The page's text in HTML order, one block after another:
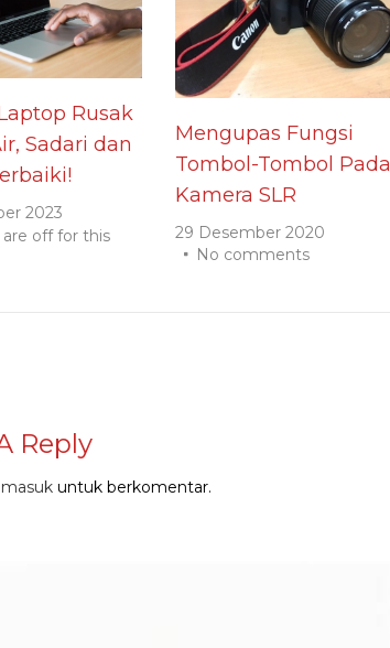
Rusak
Sadari dan
2023
off for this
Mengupas Fungsi
Tombol-Tombol Pada
Kamera SLR
29 Desember 2020
No comments
Reply
masuk untuk berkomentar.